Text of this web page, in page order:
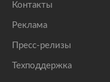
Контакты
Реклама
Пресс-релизы
Техподдержка